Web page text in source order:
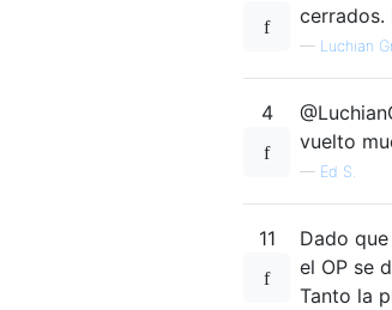
— Luchian
4
vuelto
— Ed S.
11
Dado
el OP se
Tanto la